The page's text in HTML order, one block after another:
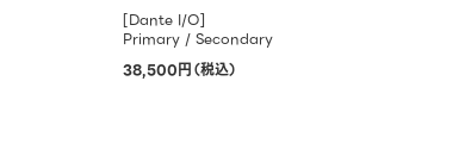
[Dante I/O]
Primary / Secondary
38,500円（税込）